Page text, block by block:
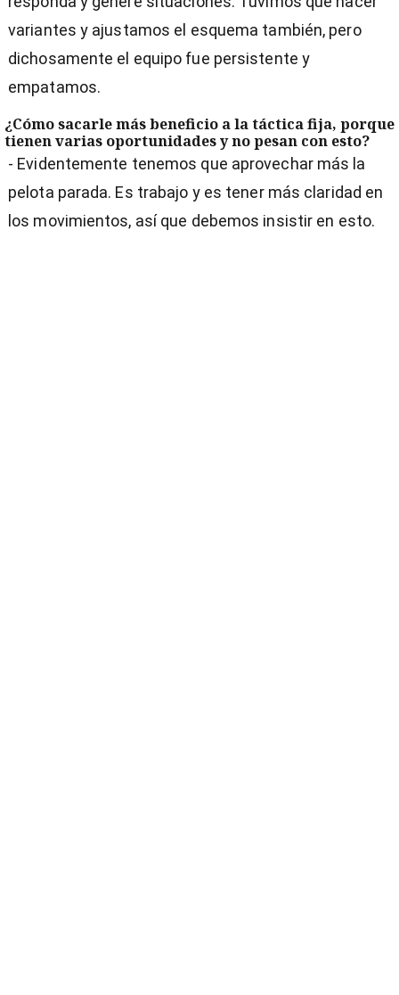
variantes y ajustamos el esquema también, pero
dichosamente el equipo fue persistente y
empatamos.
¿Cómo sacarle más beneficio a la táctica fija, porque
tienen varias oportunidades y no pesan con esto?
- Evidentemente tenemos que aprovechar más la
pelota parada. Es trabajo y es tener más claridad en
los movimientos, así que debemos insistir en esto.